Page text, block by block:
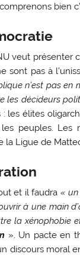
bien
veut
sont pas à
n’est pas en
les décideurs
: les élites
peuples.
Ligue de
et il faudra «
à une main
la xénophobie
». Un pacte en
discours